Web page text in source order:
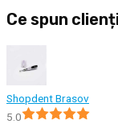
Ce spun
Shopdent Brasov
5.0